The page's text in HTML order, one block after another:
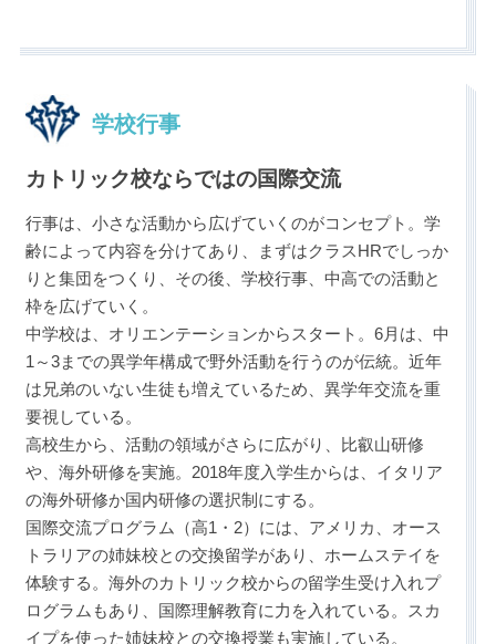
学校行事
カトリック校ならではの国際交流
行事は、小さな活動から広げていくのがコンセプト。学
齢によって内容を分けてあり、まずはクラスHRでしっか
りと集団をつくり、その後、学校行事、中高での活動と
枠を広げていく。
中学校は、オリエンテーションからスタート。6月は、中
1～3までの異学年構成で野外活動を行うのが伝統。近年
は兄弟のいない生徒も増えているため、異学年交流を重
要視している。
高校生から、活動の領域がさらに広がり、比叡山研修
や、海外研修を実施。2018年度入学生からは、イタリア
の海外研修か国内研修の選択制にする。
国際交流プログラム（高1・2）には、アメリカ、オース
トラリアの姉妹校との交換留学があり、ホームステイを
体験する。海外のカトリック校からの留学生受け入れプ
ログラムもあり、国際理解教育に力を入れている。スカ
イプを使った姉妹校との交換授業も実施している。